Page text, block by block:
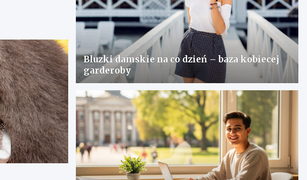
Bluzki damskie na co dzień – baza kobiecej
garderoby